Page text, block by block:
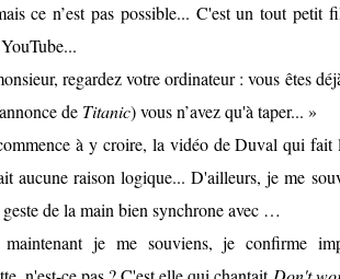
ce n’est pas possible... C'est un tout
regardez votre ordinateur : vous êtes
de Titanic) vous n’avez qu'à taper... »
à y croire, la vidéo de Duval qui fait
aucune raison logique... D'ailleurs, je me
de la main bien synchrone avec …
je me souviens, je confirme